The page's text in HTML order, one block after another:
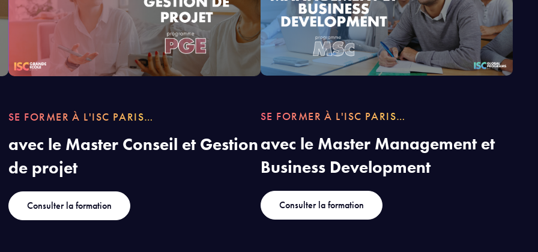
SE FORMER À L'ISC PARIS…
avec le Master Conseil et Gestion
de projet
Consulter la formation
SE FORMER À L'ISC PARIS…
avec le Master Management et
Business Development
Consulter la formation